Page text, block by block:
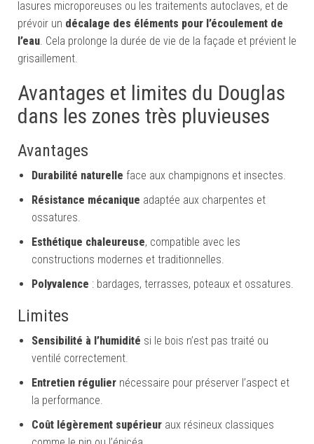
lasures microporeuses ou les traitements autoclaves, et de
prévoir un décalage des éléments pour l’écoulement de
l’eau. Cela prolonge la durée de vie de la façade et prévient le
grisaillement.
Avantages et limites du Douglas
dans les zones très pluvieuses
Avantages
Durabilité naturelle face aux champignons et insectes.
Résistance mécanique adaptée aux charpentes et
ossatures.
Esthétique chaleureuse, compatible avec les
constructions modernes et traditionnelles.
Polyvalence : bardages, terrasses, poteaux et ossatures.
Limites
Sensibilité à l’humidité si le bois n’est pas traité ou
ventilé correctement.
Entretien régulier nécessaire pour préserver l’aspect et
la performance.
Coût légèrement supérieur aux résineux classiques